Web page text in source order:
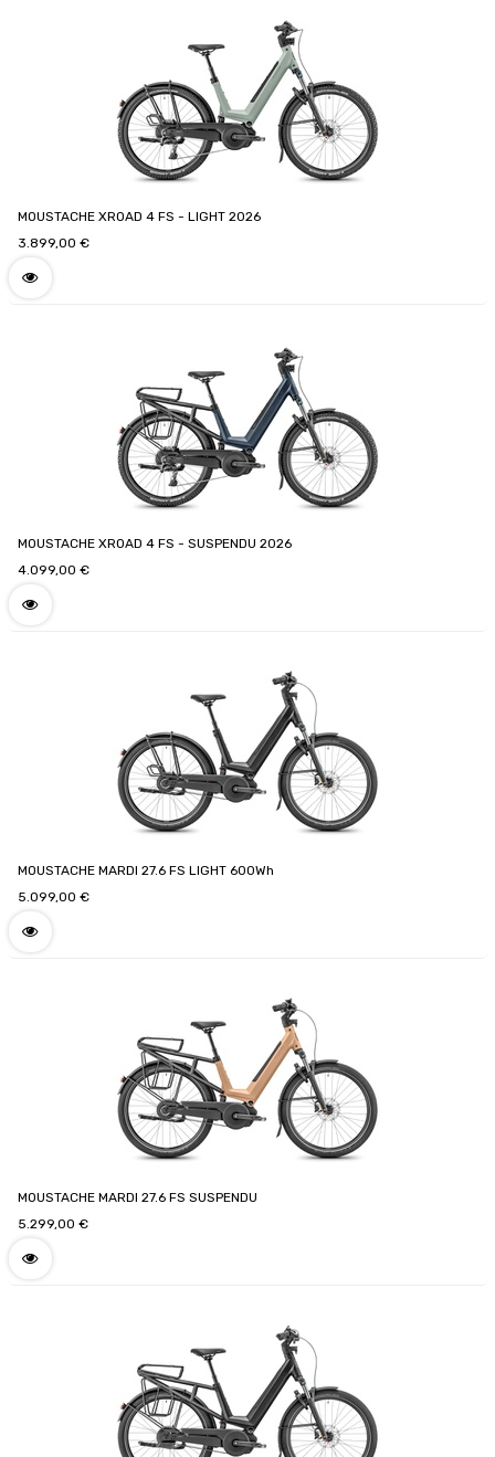
MOUSTACHE XROAD 4 FS - LIGHT 2026
3.899,00 €
MOUSTACHE XROAD 4 FS - SUSPENDU 2026
4.099,00 €
MOUSTACHE MARDI 27.6 FS LIGHT 600Wh
5.099,00 €
MOUSTACHE MARDI 27.6 FS SUSPENDU
5.299,00 €